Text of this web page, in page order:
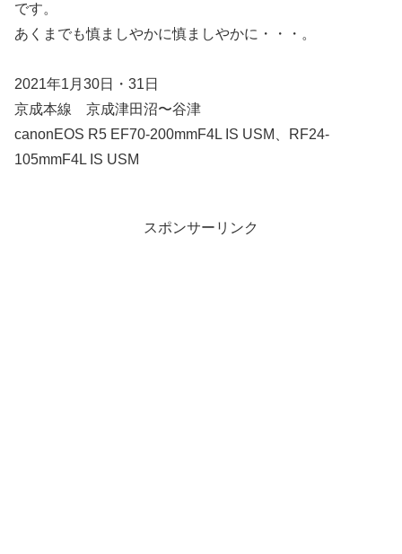
です。
あくまでも慎ましやかに慎ましやかに・・・。
2021年1月30日・31日
京成本線 京成津田沼〜谷津
canonEOS R5 EF70-200mmF4L IS USM、RF24-
105mmF4L IS USM
スポンサーリンク